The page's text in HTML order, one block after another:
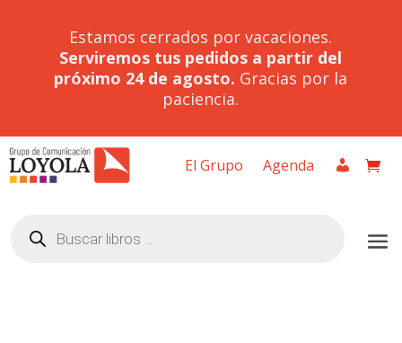
Estamos cerrados por vacaciones.
Serviremos tus pedidos a partir del
próximo 24 de agosto. Gracias por la
paciencia.
El Grupo Agenda
productos